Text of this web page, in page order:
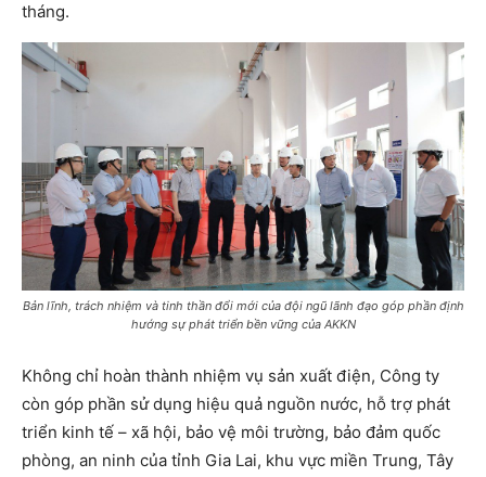
tháng.
Bản lĩnh, trách nhiệm và tinh thần đổi mới của đội ngũ lãnh đạo góp phần định
hướng sự phát triển bền vững của AKKN
Không chỉ hoàn thành nhiệm vụ sản xuất điện, Công ty
còn góp phần sử dụng hiệu quả nguồn nước, hỗ trợ phát
triển kinh tế – xã hội, bảo vệ môi trường, bảo đảm quốc
phòng, an ninh của tỉnh Gia Lai, khu vực miền Trung, Tây